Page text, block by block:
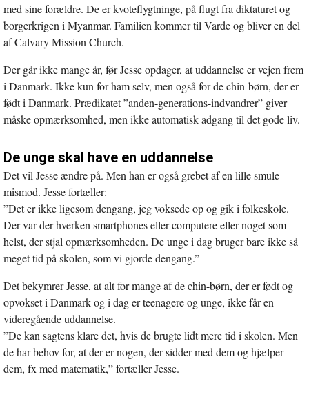
med sine forældre. De er kvoteflygtninge, på flugt fra diktaturet og
borgerkrigen i Myanmar. Familien kommer til Varde og bliver en del
af Calvary Mission Church.
Der går ikke mange år, før Jesse opdager, at uddannelse er vejen frem
i Danmark. Ikke kun for ham selv, men også for de chin-børn, der er
født i Danmark. Prædikatet ”anden-generations-indvandrer” giver
måske opmærksomhed, men ikke automatisk adgang til det gode liv.
De unge skal have en uddannelse
Det vil Jesse ændre på. Men han er også grebet af en lille smule
mismod. Jesse fortæller:
”Det er ikke ligesom dengang, jeg voksede op og gik i folkeskole.
Der var der hverken smartphones eller computere eller noget som
helst, der stjal opmærksomheden. De unge i dag bruger bare ikke så
meget tid på skolen, som vi gjorde dengang.”
Det bekymrer Jesse, at alt for mange af de chin-børn, der er født og
opvokset i Danmark og i dag er teenagere og unge, ikke får en
videregående uddannelse.
”De kan sagtens klare det, hvis de brugte lidt mere tid i skolen. Men
de har behov for, at der er nogen, der sidder med dem og hjælper
dem, fx med matematik,” fortæller Jesse.